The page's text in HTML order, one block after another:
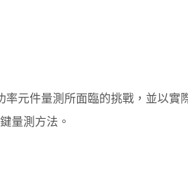
元件量測所面臨的挑戰，並以實
量測方法。